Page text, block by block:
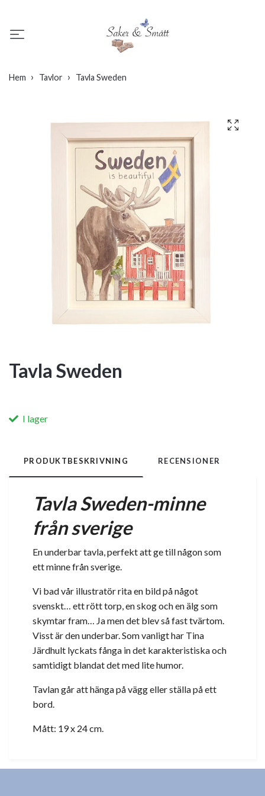
Hem Tavlor Tavla Sweden
Tavla Sweden
I lager
PRODUKTBESKRIVNING RECENSIONER
Tavla Sweden-minne
från sverige
En underbar tavla, perfekt att ge till någon som
ett minne från sverige.
Vi bad vår illustratör rita en bild på något
svenskt… ett rött torp, en skog och en älg som
skymtar fram… Ja men det blev så fast tvärtom.
Visst är den underbar. Som vanligt har Tina
Järdhult lyckats fånga in det karakteristiska och
samtidigt blandat det med lite humor.
Tavlan går att hänga på vägg eller ställa på ett
bord.
Mått: 19 x 24 cm.